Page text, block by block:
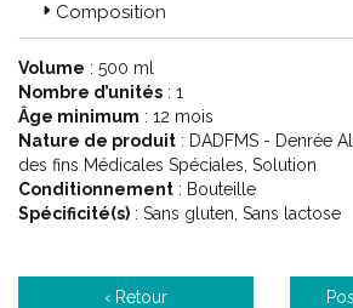
Composition
Volume : 500 ml
Nombre d’unités : 1
Âge minimum : 12 mois
Nature de produit : DADFMS - Denrée
des fins Médicales Spéciales, Solution
Conditionnement : Bouteille
Spécificité(s) : Sans gluten, Sans lactose
‹ Retour